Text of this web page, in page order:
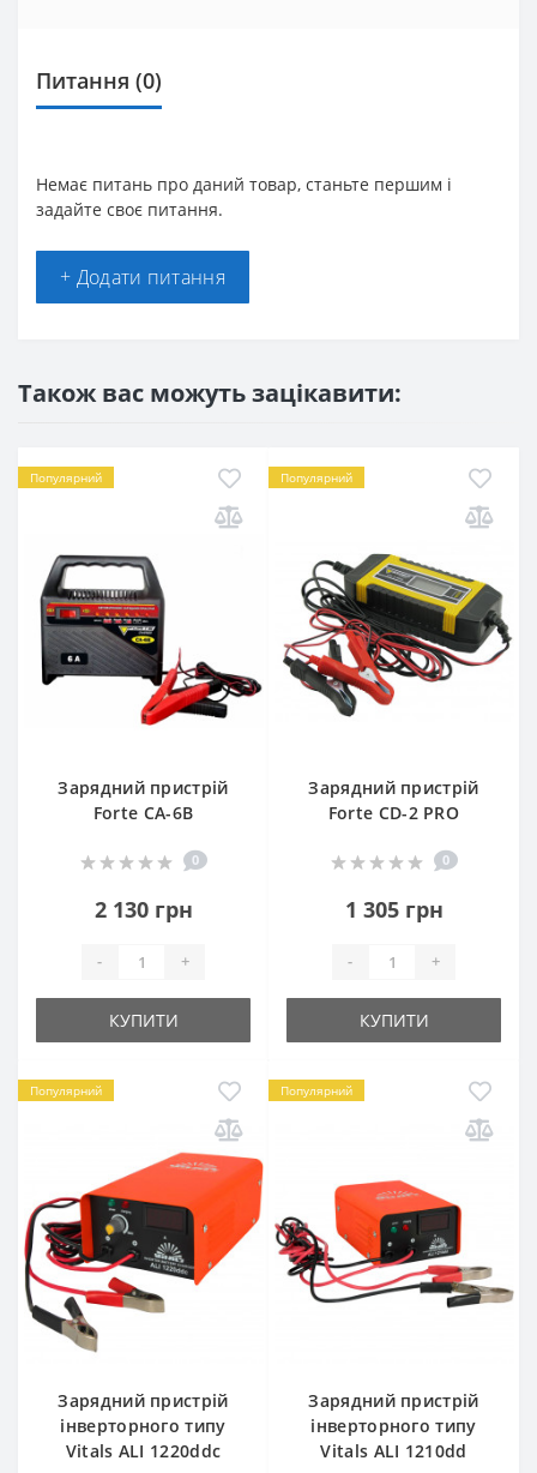
Питання (0)
Немає питань про даний товар, станьте першим і
задайте своє питання.
+ Додати питання
Також вас можуть зацікавити:
Популярний
Зарядний пристрій
Forte CA-6B
0
2 130 грн
- +
КУПИТИ
Популярний
Зарядний пристрій
Forte CD-2 PRO
0
1 305 грн
- +
КУПИТИ
Популярний
Зарядний пристрій
інверторного типу
Vitals ALI 1220ddc
Популярний
Зарядний пристрій
інверторного типу
Vitals ALI 1210dd